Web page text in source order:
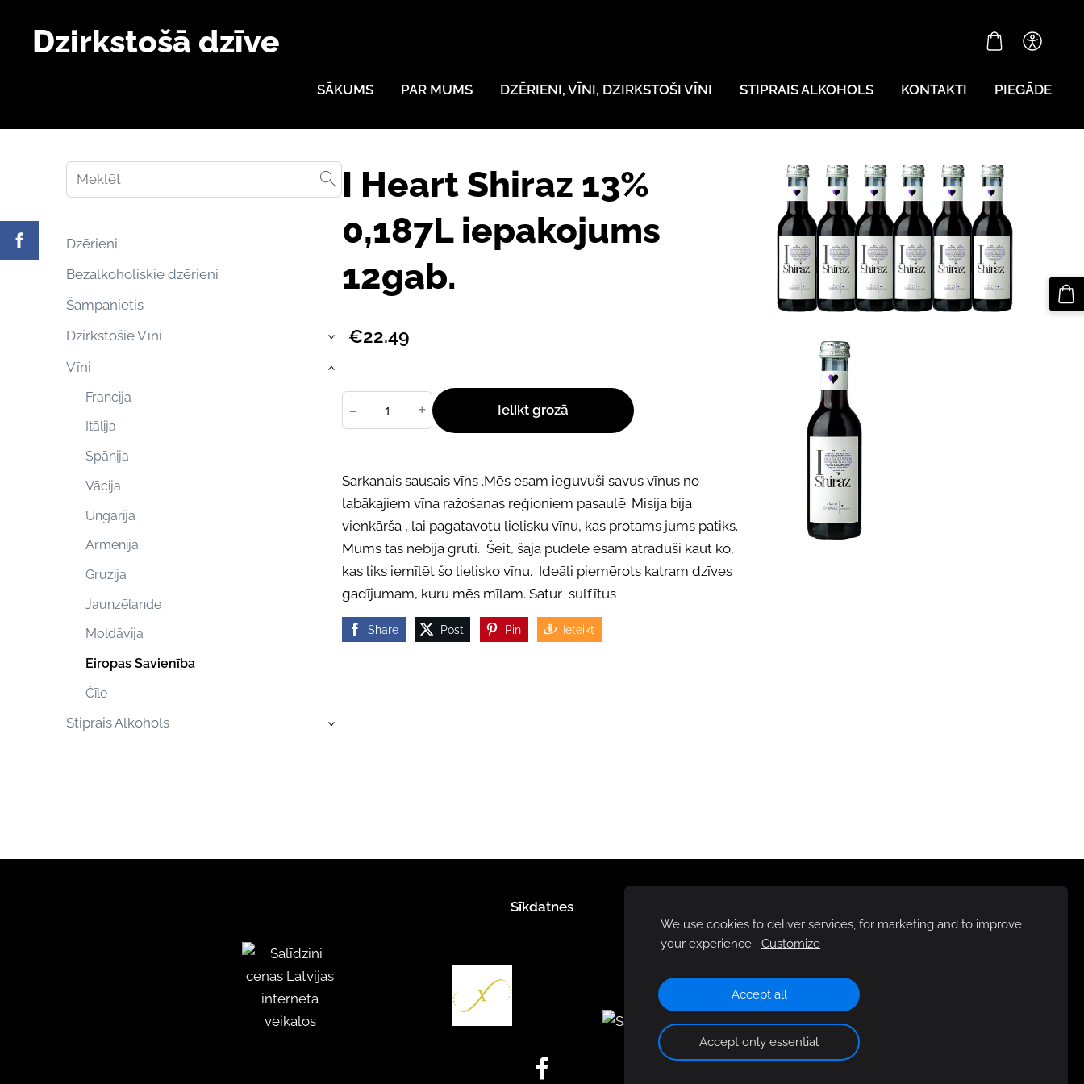
Dzirkstošā dzīve
SĀKUMS PAR MUMS DZĒRIENI, VĪNI, DZIRKSTOŠI VĪNI STIPRAIS ALKOHOLS KONTAKTI PIEGĀDE
Dzērieni
Bezalkoholiskie dzērieni
Šampanietis
Dzirkstošie Vīni
›
Vīni
Francija
Itālija
Spānija
Vācija
Ungārija
Armēnija
Gruzija
Jaunzēlande
Moldāvija
Eiropas Savienība
Čīle
›
Stiprais Alkohols ›
I Heart Shiraz 13%
0,187L iepakojums
12gab.
€22.49
- + Ielikt grozā
Sarkanais sausais vīns .Mēs esam ieguvuši savus vīnus no
labākajiem vīna ražošanas reģioniem pasaulē. Misija bija
vienkārša , lai pagatavotu lielisku vīnu, kas protams jums patiks.
Mums tas nebija grūti. Šeit, šajā pudelē esam atraduši kaut ko,
kas liks iemīlēt šo lielisko vīnu. Ideāli piemērots katram dzīves
gadījumam, kuru mēs mīlam. Satur sulfītus
Share Post Pin Ieteikt
Sīkdatnes
We use cookies to deliver services, for marketing and to improve
your experience. Customize
Accept all
Accept only essential